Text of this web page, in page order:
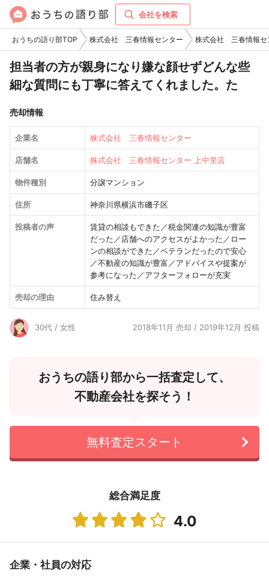
会社を検索
おうちの語り部TOP 株式会社 三春情報センター 株式会社 三春情報セ
担当者の方が親身になり嫌な顔せずどんな些
細な質問にも丁寧に答えてくれました。た
売却情報
企業名 株式会社 三春情報センター
店舗名 株式会社 三春情報センター 上中里店
物件種別 分譲マンション
住所 神奈川県横浜市磯子区
投稿者の声
賃貸の相談もできた／税金関連の知識が豊富
だった／店舗へのアクセスがよかった／ロー
ンの相談ができた／ベテランだったので安心
／不動産の知識が豊富／アドバイスや提案が
参考になった／アフターフォローが充実
売却の理由 住み替え
30代 / 女性 2018年11月 売却 / 2019年12月 投稿
おうちの語り部から一括査定して、
不動産会社を探そう！
無料査定スタート
総合満足度
4.0
企業・社員の対応